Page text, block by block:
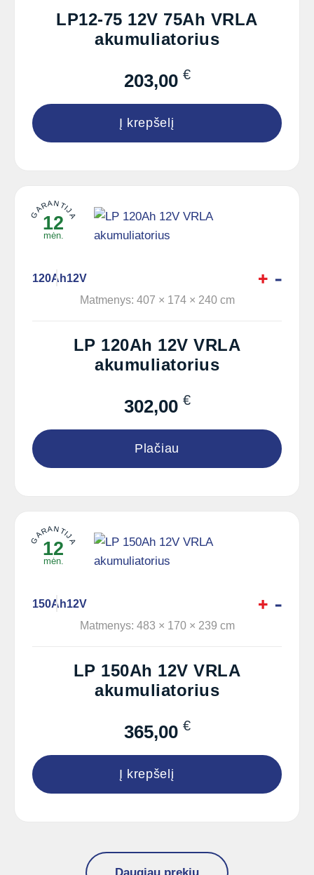
LP12-75 12V 75Ah VRLA
akumuliatorius
203,00 €
Į krepšelį
GARANTIJA
12
mėn.
120Ah12V
Matmenys: 407 × 174 × 240 cm
LP 120Ah 12V VRLA
akumuliatorius
302,00 €
Plačiau
GARANTIJA
12
mėn.
150Ah12V
Matmenys: 483 × 170 × 239 cm
LP 150Ah 12V VRLA
akumuliatorius
365,00 €
Į krepšelį